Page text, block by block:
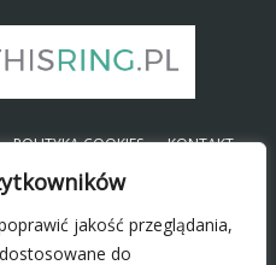
jakość przeglądania,
do
POLITYKA COOKIES KONTAKT